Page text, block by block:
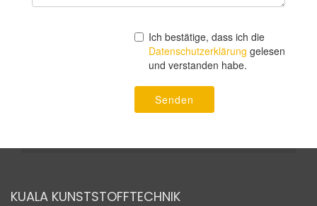
Ich bestätige, dass ich die
Datenschutzerklärung gelesen
und verstanden habe.
Senden
KUALA KUNSTSTOFFTECHNIK